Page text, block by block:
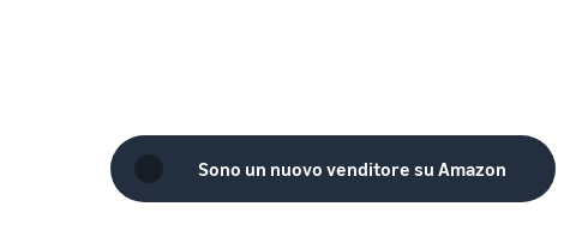
Sono un nuovo venditore su Amazon